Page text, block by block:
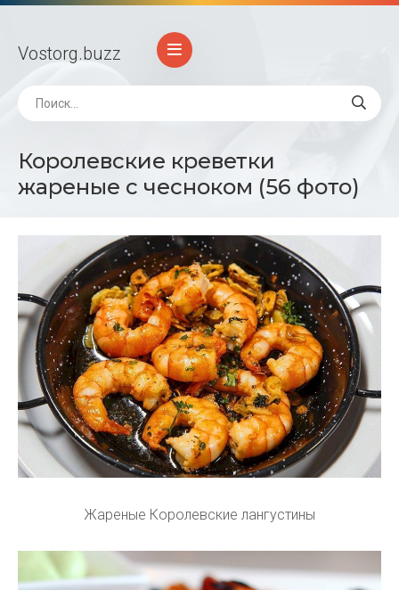
Vostorg.buzz
Королевские креветки
жареные с чесноком (56 фото)
Жареные Королевские лангустины